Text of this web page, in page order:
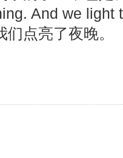
And we light
点亮了夜晚。